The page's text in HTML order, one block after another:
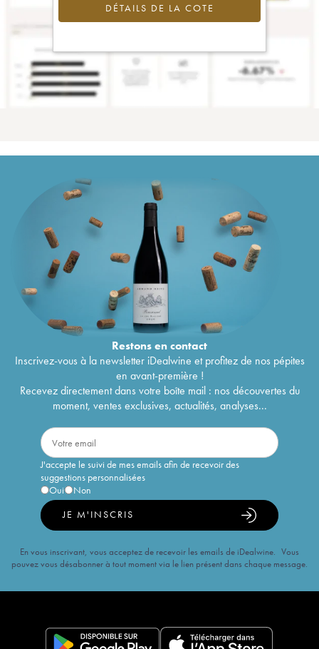
DÉTAILS DE LA COTE
Restons encontact
Inscrivez-vous à la newsletter iDealwine et profitez de nos pépites
en avant-première !
Recevez directement dans votre boîte mail : nos découvertes du
moment, ventes exclusives, actualités, analyses...
J'accepte le suivi de mes emails afin de recevoir des
suggestions personnalisées
Oui
Non
JE M'INSCRIS
En vous inscrivant, vous acceptez de recevoir les emails de iDealwine. Vous
pouvez vous désabonner à tout moment via le lien présent dans chaque message.